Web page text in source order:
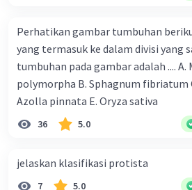
Perhatikan gambar tumbuhan
yang termasuk ke dalam divisi yang
tumbuhan pada gambar adalah .... A.
polymorpha B. Sphagnum fibriatum
Azolla pinnata E. Oryza sativa
36 5.0
jelaskan klasifikasi protista
7 5.0